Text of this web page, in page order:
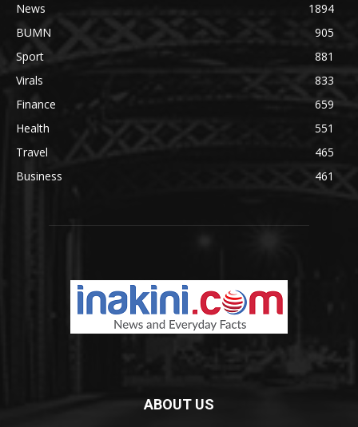
News
1894
BUMN
905
Sport
881
Virals
833
Finance
659
Health
551
Travel
465
Business
461
ABOUT US